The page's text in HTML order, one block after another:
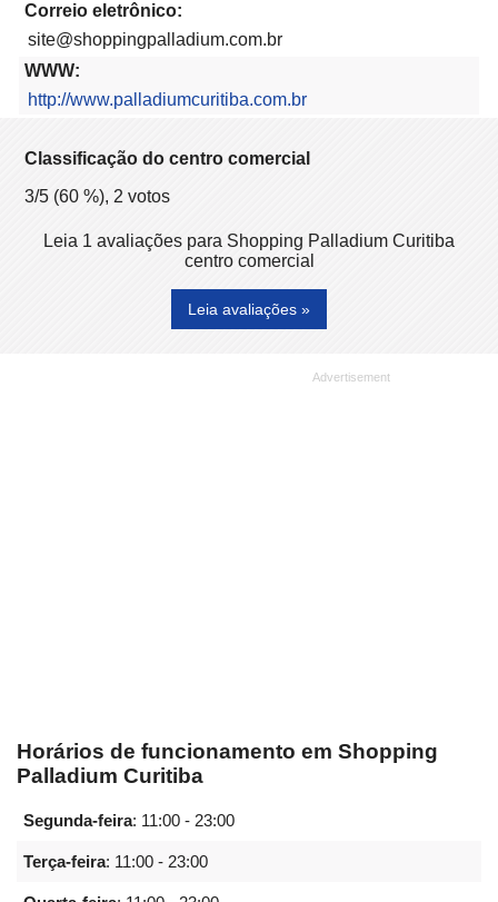
Correio eletrônico:
site@shoppingpalladium.com.br
WWW:
http://www.palladiumcuritiba.com.br
Classificação do centro comercial
3/5 (60 %), 2 votos
Leia 1 avaliações para Shopping Palladium Curitiba
centro comercial
Leia avaliações »
Horários de funcionamento em Shopping
Palladium Curitiba
Segunda-feira: 11:00 - 23:00
Terça-feira: 11:00 - 23:00